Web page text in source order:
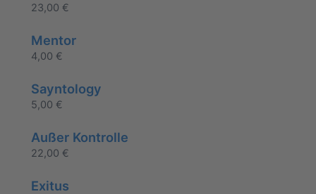
23,00 €
Mentor
4,00 €
Sayntology
5,00 €
Außer Kontrolle
22,00 €
Exitus